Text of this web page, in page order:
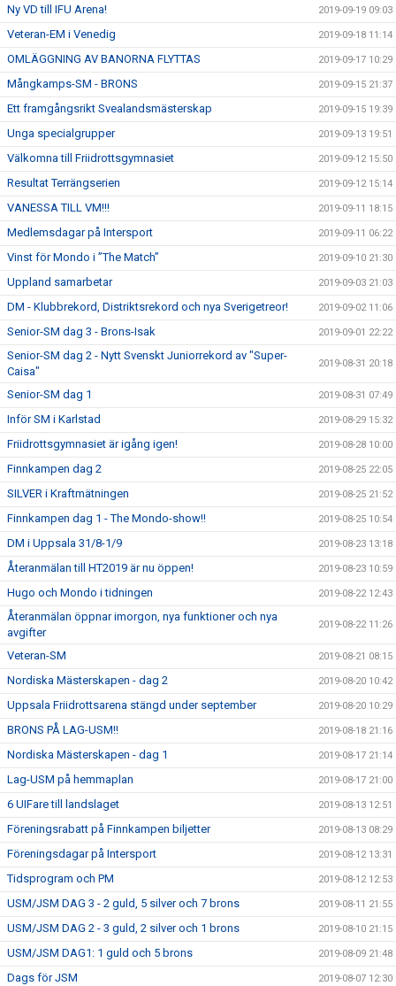
Ny VD till IFU Arena! 2019-09-19 09:03
Veteran-EM i Venedig 2019-09-18 11:14
OMLÄGGNING AV BANORNA FLYTTAS 2019-09-17 10:29
Mångkamps-SM - BRONS 2019-09-15 21:37
Ett framgångsrikt Svealandsmästerskap 2019-09-15 19:39
Unga specialgrupper 2019-09-13 19:51
Välkomna till Friidrottsgymnasiet 2019-09-12 15:50
Resultat Terrängserien 2019-09-12 15:14
VANESSA TILL VM!!! 2019-09-11 18:15
Medlemsdagar på Intersport 2019-09-11 06:22
Vinst för Mondo i ”The Match” 2019-09-10 21:30
Uppland samarbetar 2019-09-03 21:03
DM - Klubbrekord, Distriktsrekord och nya Sverigetreor! 2019-09-02 11:06
Senior-SM dag 3 - Brons-Isak 2019-09-01 22:22
Senior-SM dag 2 - Nytt Svenskt Juniorrekord av "Super-
Caisa"
2019-08-31 20:18
Senior-SM dag 1 2019-08-31 07:49
Inför SM i Karlstad 2019-08-29 15:32
Friidrottsgymnasiet är igång igen! 2019-08-28 10:00
Finnkampen dag 2 2019-08-25 22:05
SILVER i Kraftmätningen 2019-08-25 21:52
Finnkampen dag 1 - The Mondo-show!! 2019-08-25 10:54
DM i Uppsala 31/8-1/9 2019-08-23 13:18
Återanmälan till HT2019 är nu öppen! 2019-08-23 10:59
Hugo och Mondo i tidningen 2019-08-22 12:43
Återanmälan öppnar imorgon, nya funktioner och nya
avgifter
2019-08-22 11:26
Veteran-SM 2019-08-21 08:15
Nordiska Mästerskapen - dag 2 2019-08-20 10:42
Uppsala Friidrottsarena stängd under september 2019-08-20 10:29
BRONS PÅ LAG-USM!! 2019-08-18 21:16
Nordiska Mästerskapen - dag 1 2019-08-17 21:14
Lag-USM på hemmaplan 2019-08-17 21:00
6 UIFare till landslaget 2019-08-13 12:51
Föreningsrabatt på Finnkampen biljetter 2019-08-13 08:29
Föreningsdagar på Intersport 2019-08-12 13:31
Tidsprogram och PM 2019-08-12 12:53
USM/JSM DAG 3 - 2 guld, 5 silver och 7 brons 2019-08-11 21:55
USM/JSM DAG 2 - 3 guld, 2 silver och 1 brons 2019-08-10 21:15
USM/JSM DAG1: 1 guld och 5 brons 2019-08-09 21:48
Dags för JSM 2019-08-07 12:30